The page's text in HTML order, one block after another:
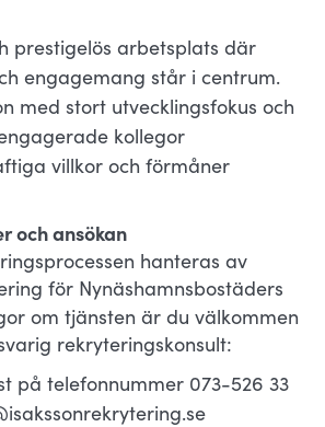
prestigelös arbetsplats där
engagemang står i centrum.
med stort utvecklingsfokus och
kollegor
villkor och förmåner
och ansökan
hanteras av
för Nynäshamnsbostäders
om tjänsten är du välkommen
rekryteringskonsult:
på telefonnummer 073-526 33